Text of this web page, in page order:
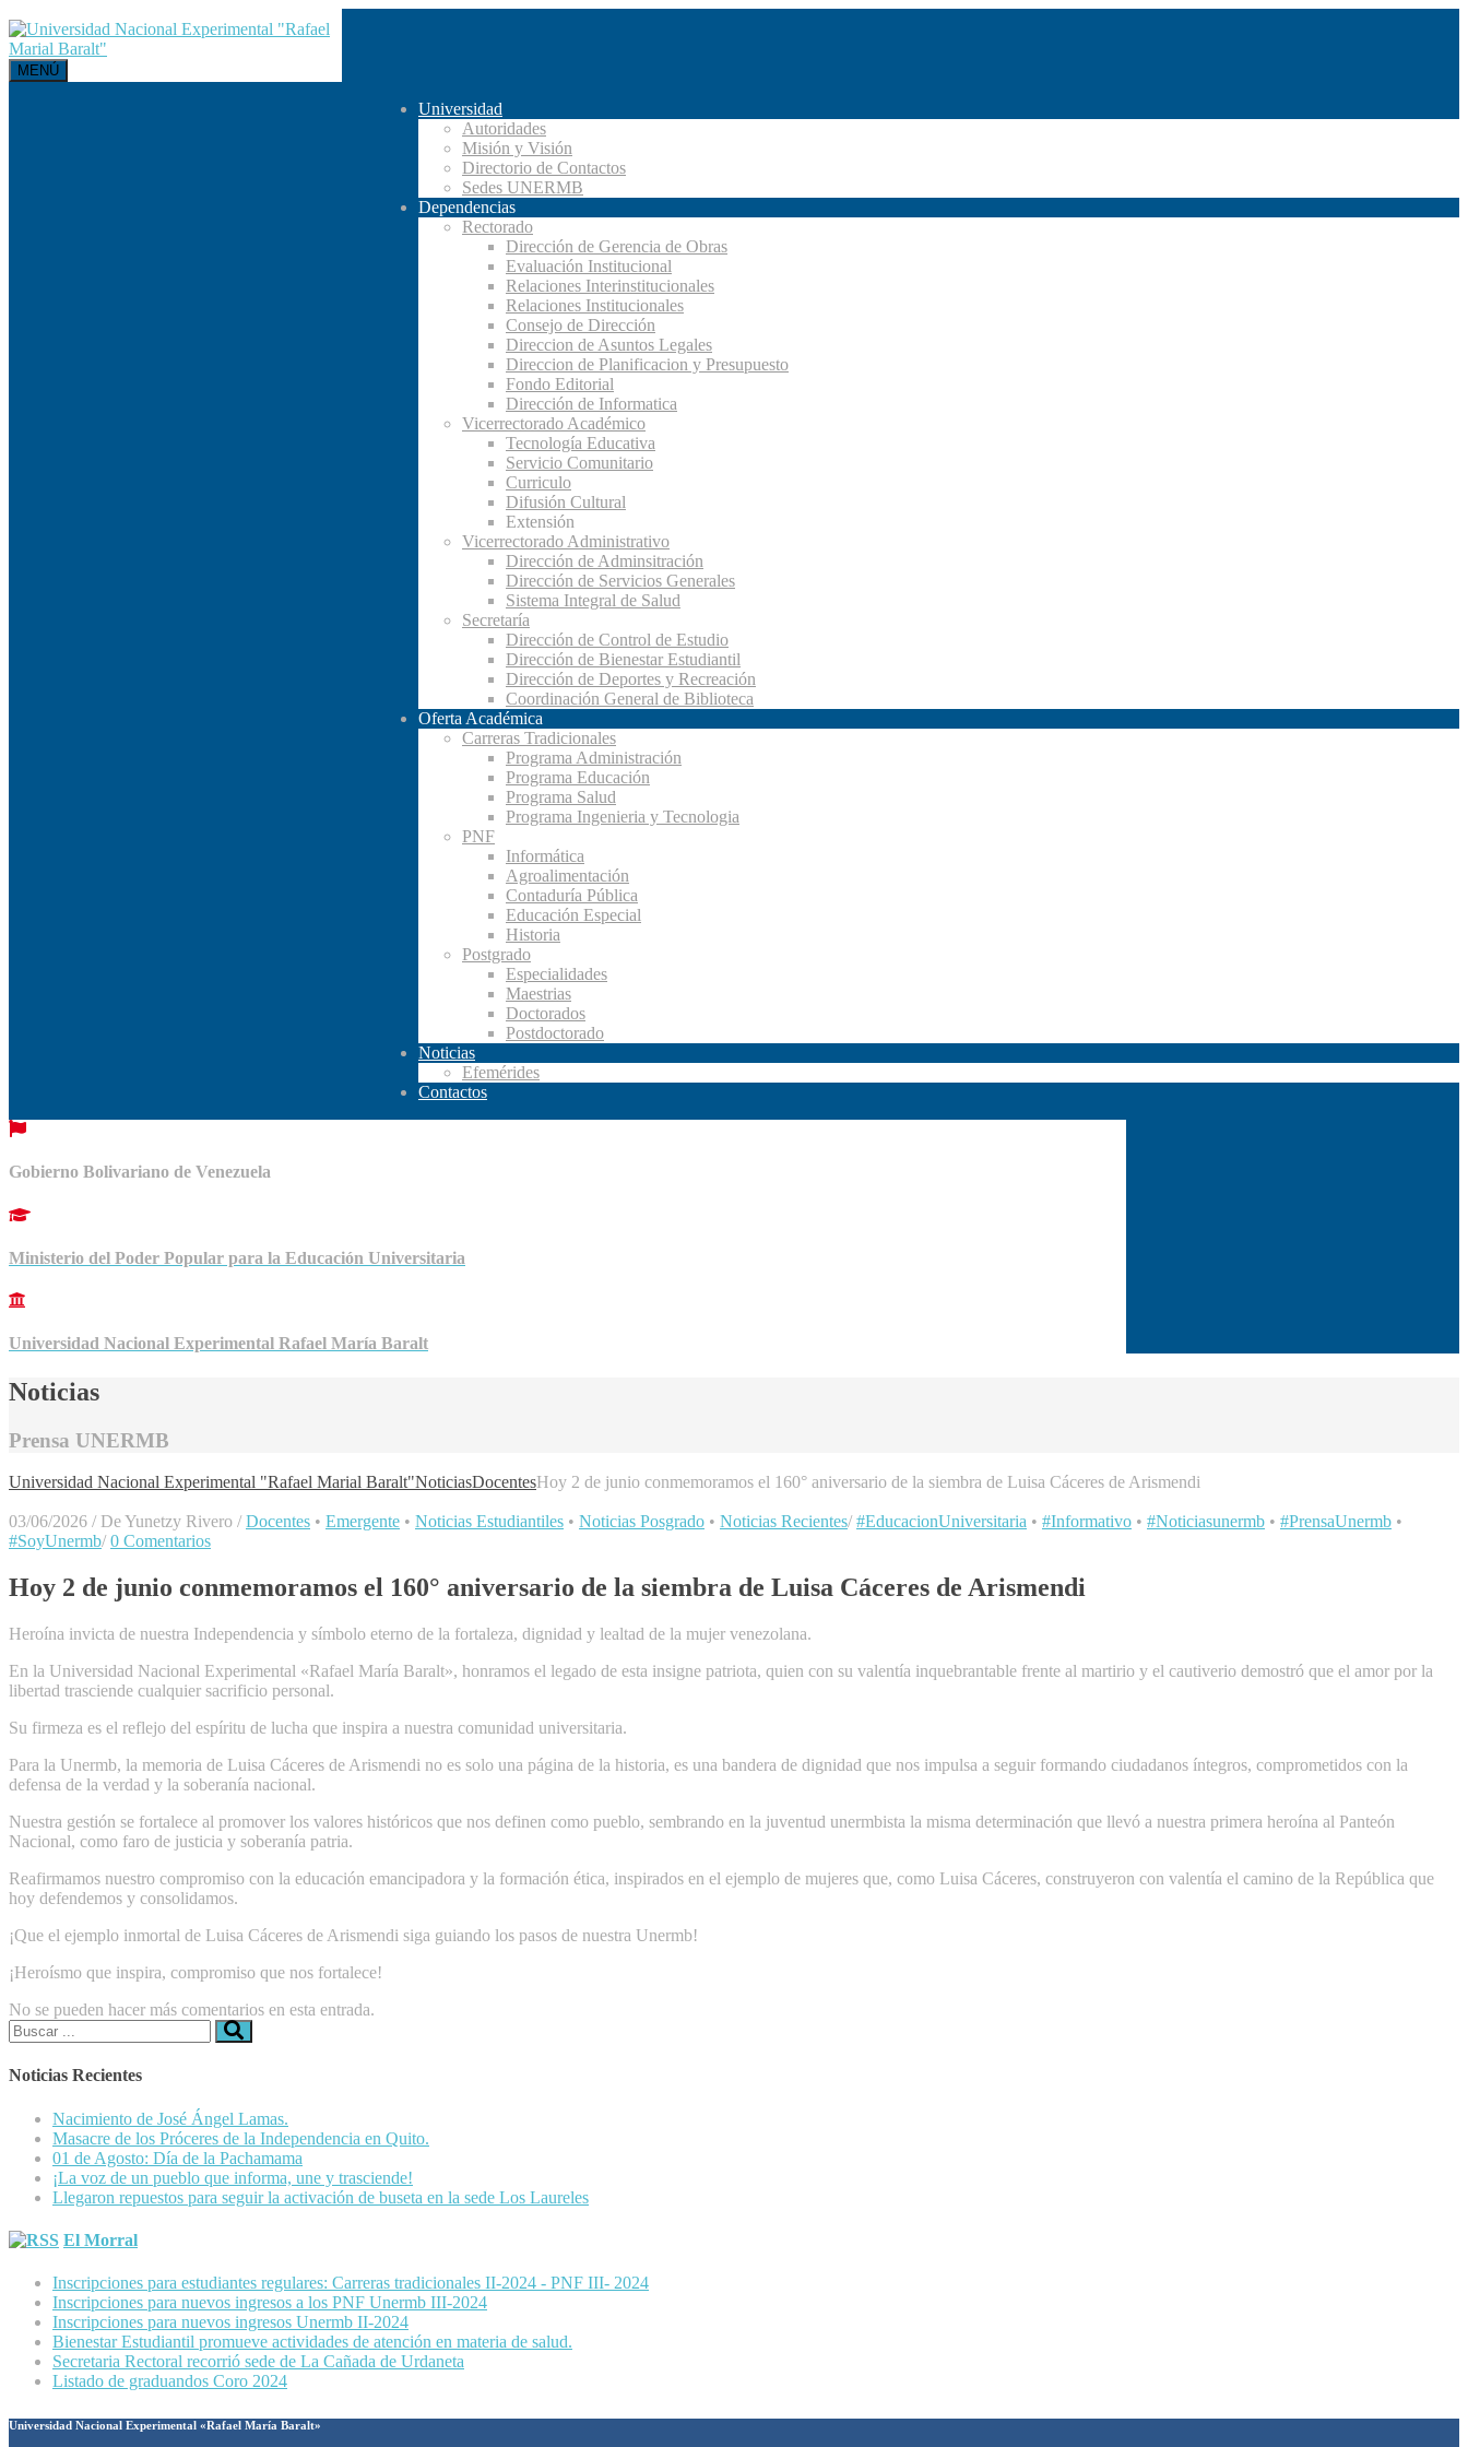
MENÚ
Universidad
Autoridades
Misión y Visión
Directorio de Contactos
Sedes UNERMB
Dependencias
Rectorado
Dirección de Gerencia de Obras
Evaluación Institucional
Relaciones Interinstitucionales
Relaciones Institucionales
Consejo de Dirección
Direccion de Asuntos Legales
Direccion de Planificacion y Presupuesto
Fondo Editorial
Dirección de Informatica
Vicerrectorado Académico
Tecnología Educativa
Servicio Comunitario
Curriculo
Difusión Cultural
Extensión
Vicerrectorado Administrativo
Dirección de Adminsitración
Dirección de Servicios Generales
Sistema Integral de Salud
Secretaría
Dirección de Control de Estudio
Dirección de Bienestar Estudiantil
Dirección de Deportes y Recreación
Coordinación General de Biblioteca
Oferta Académica
Carreras Tradicionales
Programa Administración
Programa Educación
Programa Salud
Programa Ingenieria y Tecnologia
PNF
Informática
Agroalimentación
Contaduría Pública
Educación Especial
Historia
Postgrado
Especialidades
Maestrias
Doctorados
Postdoctorado
Noticias
Efemérides
Contactos
Gobierno Bolivariano de Venezuela
Ministerio del Poder Popular para la Educación Universitaria
Universidad Nacional Experimental Rafael María Baralt
Noticias
Prensa UNERMB
Universidad Nacional Experimental "Rafael Marial Baralt"NoticiasDocentesHoy 2 de junio conmemoramos el 160° aniversario de la siembra de Luisa Cáceres de Arismendi
03/06/2026 / De Yunetzy Rivero / Docentes • Emergente • Noticias Estudiantiles • Noticias Posgrado • Noticias Recientes/ #EducacionUniversitaria • #Informativo • #Noticiasunermb • #PrensaUnermb •
#SoyUnermb/ 0 Comentarios
Hoy 2 de junio conmemoramos el 160° aniversario de la siembra de Luisa Cáceres de Arismendi
Heroína invicta de nuestra Independencia y símbolo eterno de la fortaleza, dignidad y lealtad de la mujer venezolana.
En la Universidad Nacional Experimental «Rafael María Baralt», honramos el legado de esta insigne patriota, quien con su valentía inquebrantable frente al martirio y el cautiverio demostró que el amor por la
libertad trasciende cualquier sacrificio personal.
Su firmeza es el reflejo del espíritu de lucha que inspira a nuestra comunidad universitaria.
Para la Unermb, la memoria de Luisa Cáceres de Arismendi no es solo una página de la historia, es una bandera de dignidad que nos impulsa a seguir formando ciudadanos íntegros, comprometidos con la
defensa de la verdad y la soberanía nacional.
Nuestra gestión se fortalece al promover los valores históricos que nos definen como pueblo, sembrando en la juventud unermbista la misma determinación que llevó a nuestra primera heroína al Panteón
Nacional, como faro de justicia y soberanía patria.
Reafirmamos nuestro compromiso con la educación emancipadora y la formación ética, inspirados en el ejemplo de mujeres que, como Luisa Cáceres, construyeron con valentía el camino de la República que
hoy defendemos y consolidamos.
​¡Que el ejemplo inmortal de Luisa Cáceres de Arismendi siga guiando los pasos de nuestra Unermb!
​¡Heroísmo que inspira, compromiso que nos fortalece!
No se pueden hacer más comentarios en esta entrada.
Buscar:
Noticias Recientes
Nacimiento de José Ángel Lamas.
Masacre de los Próceres de la Independencia en Quito.
01 de Agosto: Día de la Pachamama
¡La voz de un pueblo que informa, une y trasciende!
Llegaron repuestos para seguir la activación de buseta en la sede Los Laureles
El Morral
Inscripciones para estudiantes regulares: Carreras tradicionales II-2024 - PNF III- 2024
Inscripciones para nuevos ingresos a los PNF Unermb III-2024
Inscripciones para nuevos ingresos Unermb II-2024
Bienestar Estudiantil promueve actividades de atención en materia de salud.
Secretaria Rectoral recorrió sede de La Cañada de Urdaneta
Listado de graduandos Coro 2024
Universidad Nacional Experimental «Rafael María Baralt»